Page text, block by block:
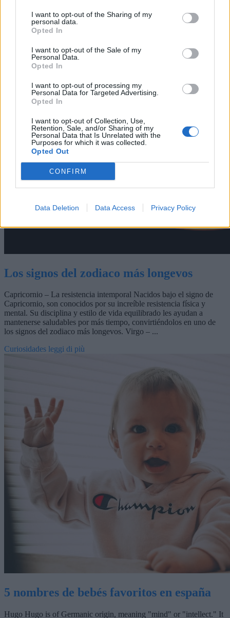
I want to opt-out of the Sharing of my
personal data.
Opted In
I want to opt-out of the Sale of my
Personal Data.
Opted In
I want to opt-out of processing my
Personal Data for Targeted Advertising.
Opted In
I want to opt-out of Collection, Use,
Retention, Sale, and/or Sharing of my
Personal Data that Is Unrelated with the
Purposes for which it was collected.
Opted Out
CONFIRM
Data Deletion Data Access Privacy Policy
Los signos del zodiaco más longevos
Capricornio – La resistencia intemporal Nacidos bajo el signo de
Capricornio, son conocidos por su increíble resistencia física y
mental. Su disciplina y estilo de vida equilibrado les ayudan a
mantenerse saludables por más tiempo, convirtiéndolos en uno de
los signos del zodiaco más longevos. Virgo – ...
Curiosidades leggi di più
5 nombres de bebés favoritos en españa
Hugo Hugo is of Germanic origin, meaning "mind" or "intellect." It